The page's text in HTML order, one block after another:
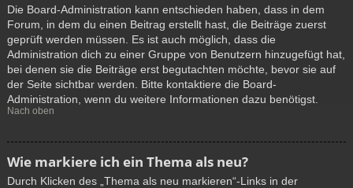
Die Board-Administration kann entschieden haben, dass in dem
Forum, in dem du einen Beitrag erstellt hast, die Beiträge zuerst
geprüft werden müssen. Es ist auch möglich, dass die
Administration dich zu einer Gruppe von Benutzern hinzugefügt hat,
bei denen sie die Beiträge erst begutachten möchte, bevor sie auf
der Seite sichtbar werden. Bitte kontaktiere die Board-
Administration, wenn du weitere Informationen dazu benötigst.
Nach oben
Wie markiere ich ein Thema als neu?
Durch Klicken des „Thema als neu markieren“-Links in der